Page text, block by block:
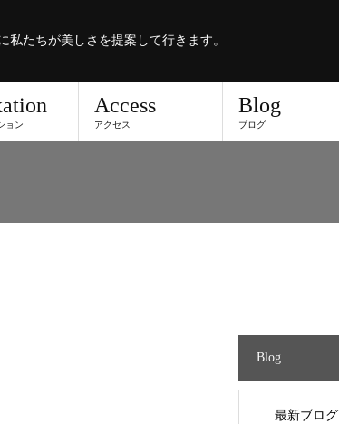
私たちが美しさを提案して行きます。
ョン
Access
アクセス
Blog
ブログ
Blog
最新ブログ